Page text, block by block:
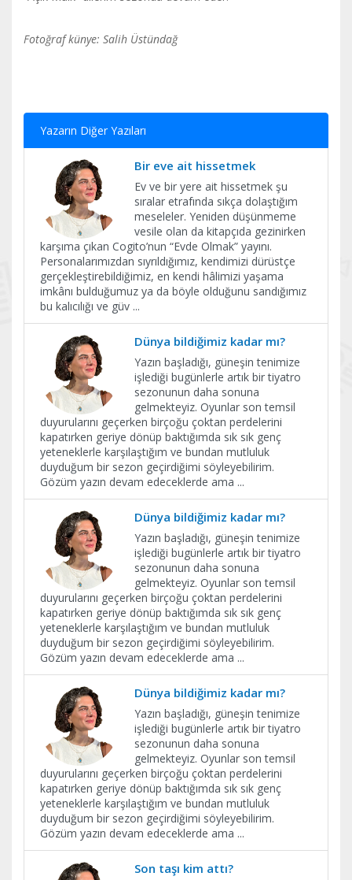
Fotoğraf künye: Salih Üstündağ
Yazarın Diğer Yazıları
Bir eve ait hissetmek
Ev ve bir yere ait hissetmek şu
sıralar etrafında sıkça dolaştığım
meseleler. Yeniden düşünmeme
vesile olan da kitapçıda gezinirken
karşıma çıkan Cogito’nun “Evde Olmak” yayını.
Personalarımızdan sıyrıldığımız, kendimizi dürüstçe
gerçekleştirebildiğimiz, en kendi hâlimizi yaşama
imkânı bulduğumuz ya da böyle olduğunu sandığımız
bu kalıcılığı ve güv ...
Dünya bildiğimiz kadar mı?
Yazın başladığı, güneşin tenimize
işlediği bugünlerle artık bir tiyatro
sezonunun daha sonuna
gelmekteyiz. Oyunlar son temsil
duyurularını geçerken birçoğu çoktan perdelerini
kapatırken geriye dönüp baktığımda sık sık genç
yeteneklerle karşılaştığım ve bundan mutluluk
duyduğum bir sezon geçirdiğimi söyleyebilirim.
Gözüm yazın devam edeceklerde ama ...
Dünya bildiğimiz kadar mı?
Yazın başladığı, güneşin tenimize
işlediği bugünlerle artık bir tiyatro
sezonunun daha sonuna
gelmekteyiz. Oyunlar son temsil
duyurularını geçerken birçoğu çoktan perdelerini
kapatırken geriye dönüp baktığımda sık sık genç
yeteneklerle karşılaştığım ve bundan mutluluk
duyduğum bir sezon geçirdiğimi söyleyebilirim.
Gözüm yazın devam edeceklerde ama ...
Dünya bildiğimiz kadar mı?
Yazın başladığı, güneşin tenimize
işlediği bugünlerle artık bir tiyatro
sezonunun daha sonuna
gelmekteyiz. Oyunlar son temsil
duyurularını geçerken birçoğu çoktan perdelerini
kapatırken geriye dönüp baktığımda sık sık genç
yeteneklerle karşılaştığım ve bundan mutluluk
duyduğum bir sezon geçirdiğimi söyleyebilirim.
Gözüm yazın devam edeceklerde ama ...
Son taşı kim attı?